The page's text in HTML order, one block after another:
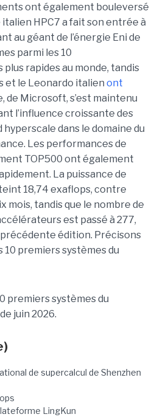
ont également bouleversé
italien HPC7 a fait son entrée à
au géant de l’énergie Eni de
parmi les 10
rapides au monde, tandis
et le Leonardo italien ont
de Microsoft, s’est maintenu
l’influence croissante des
dans le domaine du
Les performances de
TOP500 ont également
La puissance de
18,74 exaflops, contre
mois, tandis que le nombre de
est passé à 277,
édition. Précisons
10 premiers systèmes du
premiers systèmes du
juin 2026.
de supercalcul de Shenzhen
LingKun